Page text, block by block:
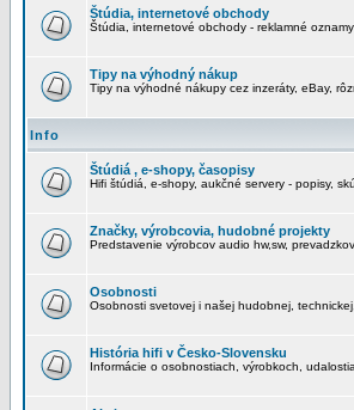
Štúdia, internetové obchody
Štúdia, internetové obchody - reklamné
Tipy na výhodný nákup
Tipy na výhodné nákupy cez inzeráty, eBay,
Info
Štúdiá , e-shopy, časopisy
Hifi štúdiá, e-shopy, aukčné servery - popisy,
Značky, výrobcovia, hudobné projekty
Predstavenie výrobcov audio hw,sw,
Osobnosti
Osobnosti svetovej i našej hudobnej,
História hifi v Česko-Slovensku
Informácie o osobnostiach, výrobkoch,